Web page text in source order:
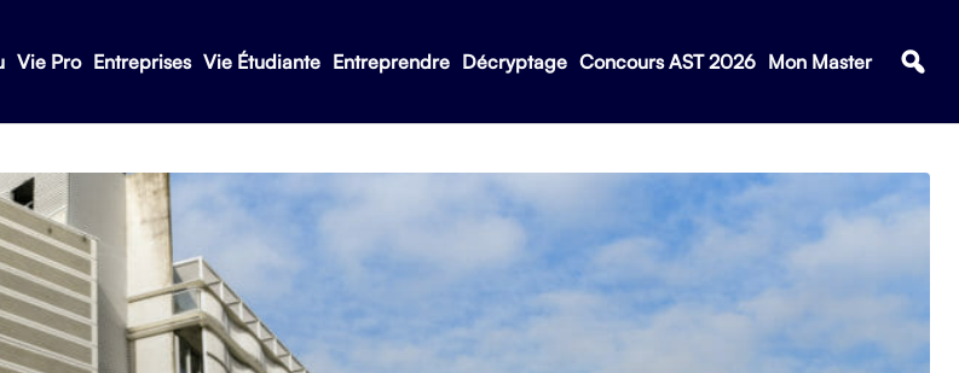
Vie Pro Entreprises Vie Étudiante Entreprendre Décryptage Concours AST 2026 Mon Master